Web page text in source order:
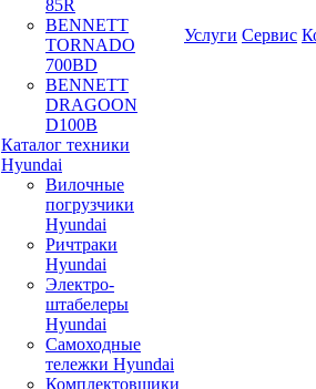
85R
BENNETT
TORNADO
700BD
BENNETT
DRAGOON
D100B
Каталог техники
Hyundai
Вилочные
погрузчики
Hyundai
Ричтраки
Hyundai
Электро-
штабелеры
Hyundai
Самоходные
тележки Hyundai
Комплектовщики
Услуги Сервис